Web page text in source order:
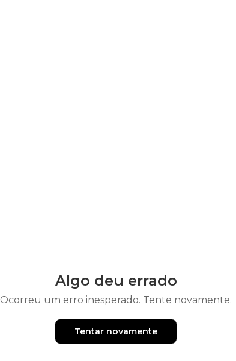
Algo deu errado
Ocorreu um erro inesperado. Tente novamente.
Tentar novamente